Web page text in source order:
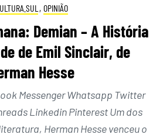
, OPINIÃO
Demian – A História
de Emil Sinclair, de
Hesse
Messenger Whatsapp Twitter
Linkedin Pinterest Um dos
Herman Hesse venceu o